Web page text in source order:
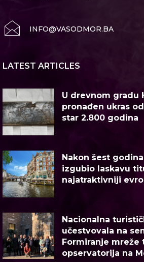
INFO@VASODMOR.BA
LATEST ARTICLES
U drevnom gradu
pronađen ukras
star 2.800 godina
Nakon šest
izgubio laskavu
najatraktivniji
Nacionalna
učestvovala na
Formiranje mreže
opservatorija na